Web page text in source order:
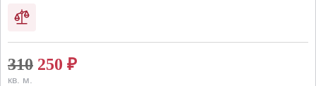
310 250 ₽
кв. м.